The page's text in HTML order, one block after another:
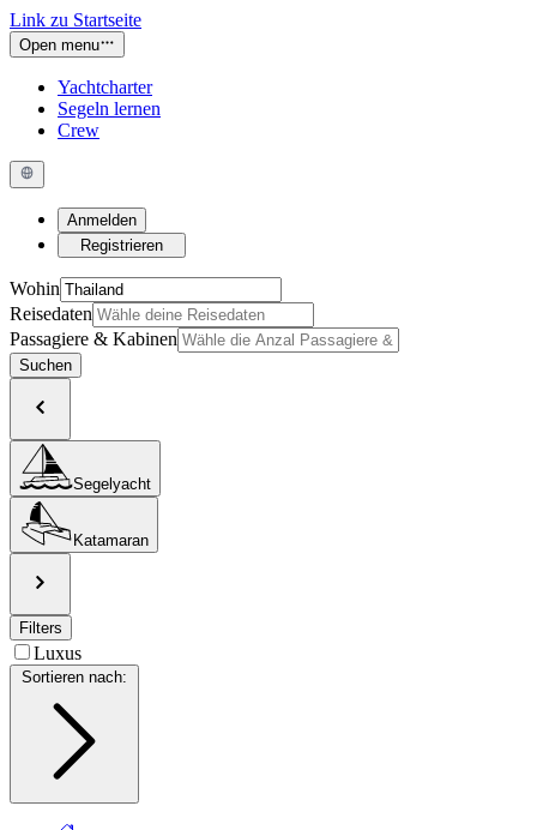
Link zu Startseite
Open menu
Yachtcharter
Segeln lernen
Crew
Anmelden
Registrieren
Wohin
Reisedaten
Passagiere & Kabinen
Suchen
Segelyacht
Katamaran
Filters
Luxus
Sortieren nach